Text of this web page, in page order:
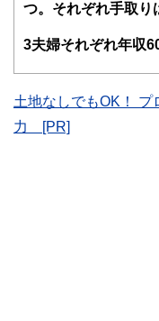
関わることで
FinancialField
ドバイザー、
ど150名以上
つ。それぞれ手取り
3夫婦それぞれ年収
土地なしでもOK！
力 [PR]